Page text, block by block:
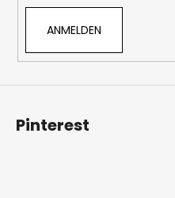
ANMELDEN
Pinterest